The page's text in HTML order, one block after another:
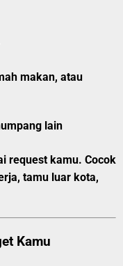
makan, atau
lain
request kamu. Cocok
tamu luar kota,
Kamu